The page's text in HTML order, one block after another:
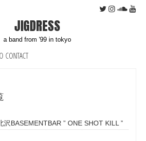
JIGDRESS
a band from '99 in tokyo
CONTACT
BASEMENTBAR ” ONE SHOT KILL ”